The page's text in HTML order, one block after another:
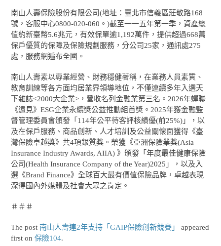
南山人壽保險股份有限公司(地址：臺北市信義區莊敬路168
號，客服中心0800-020-060。)截至一一五年第一季，資產總
值約新臺幣5.6兆元，有效保單逾1,192萬件，提供超過668萬
保戶優質的保障及保險規劃服務，分公司25家，通訊處275
處，服務網遍布全國。
南山人壽素以專業經營、財務穩健著稱，在業務人員素質、
教育訓練等各方面均居業界領導地位，不僅連續多年入選天
下雜誌<2000大企業>，營收名列金融業第三名。2026年蟬聯
《遠見》ESG企業永續獎公益推動組首獎。2025年獲金融監
督管理委員會頒發「114年公平待客評核績優(前25%)」，以
及在保戶服務、商品創新、人才培訓及公益關懷面獲得《臺
灣保險卓越獎》共4項銀質獎。榮獲《亞洲保險業獎(Asia
Insurance Industry Awards, AIIA) 》頒發「年度最佳健康保險
公司(Health Insurance Company of the Year)2025」，以及入
選《Brand Finance》全球百大最有價值保險品牌，卓越表現
深得國內外媒體及社會大眾之肯定。
＃＃＃
The post 南山人壽連2年支持「GAIP保險創新競賽」
appeared
first on保險104.